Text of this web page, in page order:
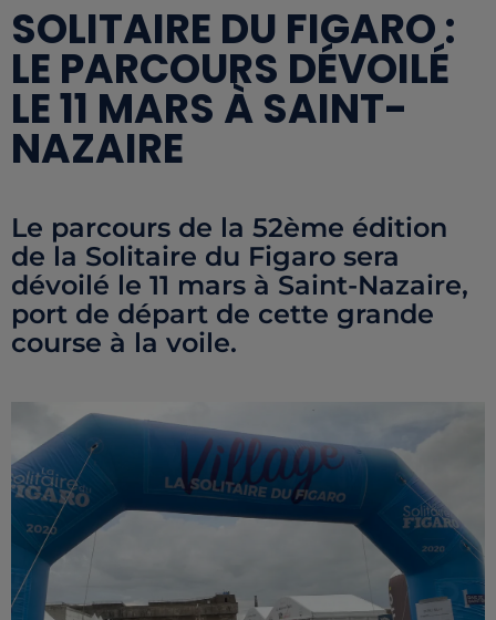
SOLITAIRE DU FIGARO :
LE PARCOURS DÉVOILÉ
LE 11 MARS À SAINT-
NAZAIRE
Le parcours de la 52ème édition
de la Solitaire du Figaro sera
dévoilé le 11 mars à Saint-Nazaire,
port de départ de cette grande
course à la voile.